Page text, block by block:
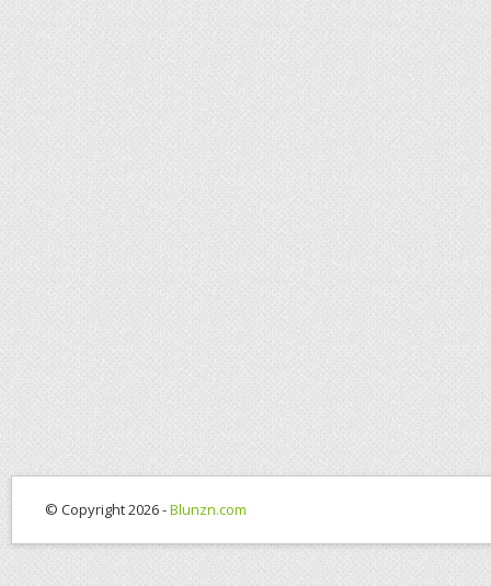
© Copyright 2026 -Blunzn.com